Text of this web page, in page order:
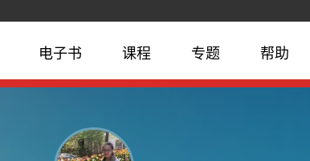
电子书 课程 专题 帮助